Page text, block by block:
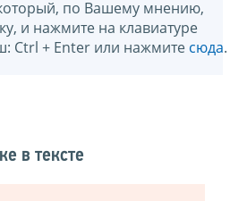
по Вашему мнению,
и нажмите на клавиатуре
Ctrl + Enter или нажмите сюда.
в тексте